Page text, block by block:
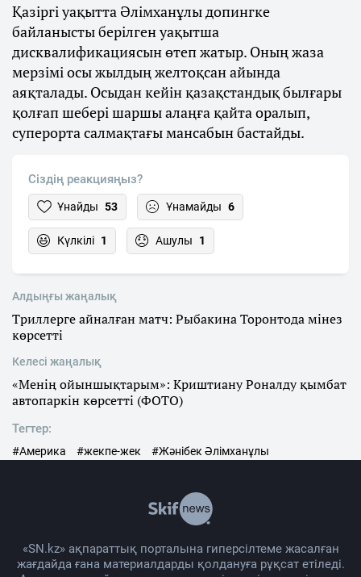
Қазіргі уақытта Әлімханұлы допингке
байланысты берілген уақытша
дисквалификациясын өтеп жатыр. Оның жаза
мерзімі осы жылдың желтоқсан айында
аяқталады. Осыдан кейін қазақстандық былғары
қолғап шебері шаршы алаңға қайта оралып,
суперорта салмақтағы мансабын бастайды.
Сіздің реакцияңыз?
Ұнайды 53 Ұнамайды 6
Күлкілі 1 Ашулы 1
Алдыңғы жаңалық
Триллерге айналған матч: Рыбакина Торонтода мінез
көрсетті
Келесі жаңалық
«Менің ойыншықтарым»: Криштиану Роналду қымбат
автопаркін көрсетті (ФОТО)
Тегтер:
#Америка #жекпе-жек #Жәнібек Әлімханұлы
«SN.kz» ақпараттық порталына гиперсілтеме жасалған
жағдайда ғана материалдарды қолдануға рұқсат етіледі.